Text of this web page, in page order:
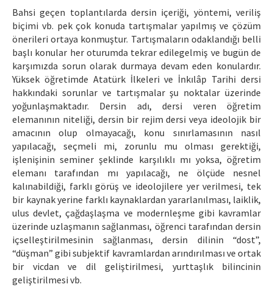
Bahsi geçen toplantılarda dersin içeriği, yöntemi, veriliş
biçimi vb. pek çok konuda tartışmalar yapılmış ve çözüm
önerileri ortaya konmuştur. Tartışmaların odaklandığı belli
başlı konular her oturumda tekrar edilegelmiş ve bugün de
karşımızda sorun olarak durmaya devam eden konulardır.
Yüksek öğretimde Atatürk İlkeleri ve İnkılâp Tarihi dersi
hakkındaki sorunlar ve tartışmalar şu noktalar üzerinde
yoğunlaşmaktadır. Dersin adı, dersi veren öğretim
elemanının niteliği, dersin bir rejim dersi veya ideolojik bir
amacının olup olmayacağı, konu sınırlamasının nasıl
yapılacağı, seçmeli mi, zorunlu mu olması gerektiği,
işlenişinin seminer şeklinde karşılıklı mı yoksa, öğretim
elemanı tarafından mı yapılacağı, ne ölçüde nesnel
kalınabildiği, farklı görüş ve ideolojilere yer verilmesi, tek
bir kaynak yerine farklı kaynaklardan yararlanılması, laiklik,
ulus devlet, çağdaşlaşma ve modernleşme gibi kavramlar
üzerinde uzlaşmanın sağlanması, öğrenci tarafından dersin
içselleştirilmesinin sağlanması, dersin dilinin “dost”,
“düşman” gibi subjektif kavramlardan arındırılması ve ortak
bir vicdan ve dil geliştirilmesi, yurttaşlık bilincinin
geliştirilmesi vb.